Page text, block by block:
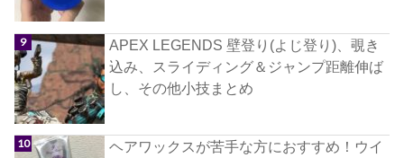
APEX LEGENDS 壁登り(よじ登り)、覗き
込み、スライディング＆ジャンプ距離伸ば
し、その他小技まとめ
ヘアワックスが苦手な方におすすめ！ウイ